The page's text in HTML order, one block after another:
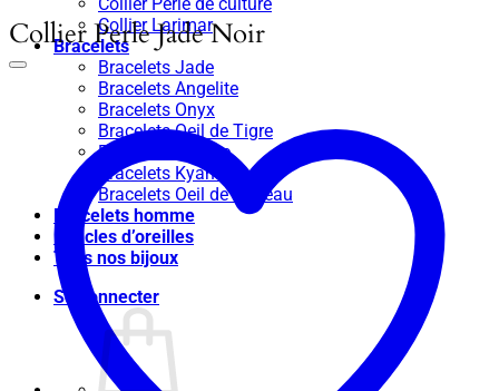
Collier Larimar
Bracelets
Bracelets Jade
Bracelets Angelite
Bracelets Onyx
Bracelets Oeil de Tigre
Bracelets Apatite
Bracelets Kyanite
Bracelets Oeil de taureau
Bracelets homme
Boucles d’oreilles
Tous nos bijoux
Se connecter
Collier Perle Jade Noir